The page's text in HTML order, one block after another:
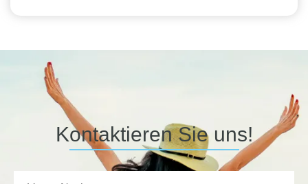
Kontaktieren Sie uns!